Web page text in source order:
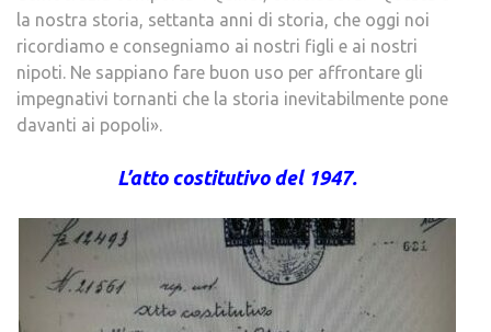
la nostra storia, settanta anni di storia, che oggi noi
ricordiamo e consegniamo ai nostri figli e ai nostri
nipoti. Ne sappiano fare buon uso per affrontare gli
impegnativi tornanti che la storia inevitabilmente pone
davanti ai popoli».
L’atto costitutivo del 1947.